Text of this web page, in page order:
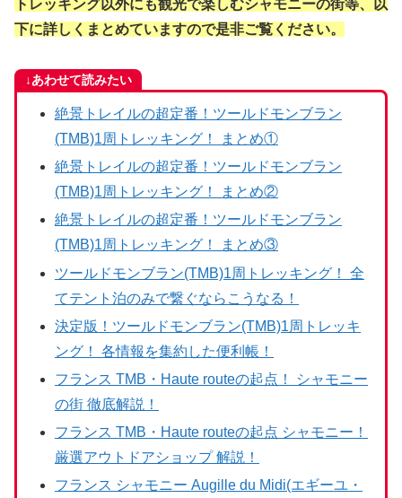
トレッキング以外にも観光で楽しむシャモニーの街等、以
下に詳しくまとめていますので是非ご覧ください。
↓あわせて読みたい
絶景トレイルの超定番！ツールドモンブラン
(TMB)1周トレッキング！ まとめ①
絶景トレイルの超定番！ツールドモンブラン
(TMB)1周トレッキング！ まとめ②
絶景トレイルの超定番！ツールドモンブラン
(TMB)1周トレッキング！ まとめ③
ツールドモンブラン(TMB)1周トレッキング！ 全
てテント泊のみで繋ぐならこうなる！
決定版！ツールドモンブラン(TMB)1周トレッキ
ング！ 各情報を集約した便利帳！
フランス TMB・Haute routeの起点！ シャモニー
の街 徹底解説！
フランス TMB・Haute routeの起点 シャモニー！
厳選アウトドアショップ 解説！
フランス シャモニー Augille du Midi(エギーユ・